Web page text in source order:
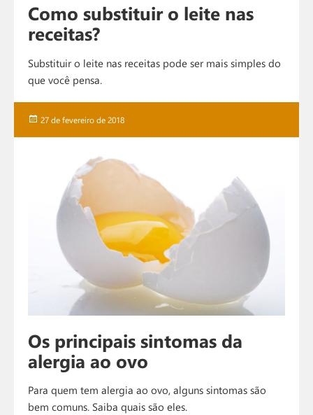
Como substituir o leite nas
receitas?
Substituir o leite nas receitas pode ser mais simples do
que você pensa.
Publicado
27 de fevereiro de 2018
Os principais sintomas da
alergia ao ovo
Para quem tem alergia ao ovo, alguns sintomas são
bem comuns. Saiba quais são eles.